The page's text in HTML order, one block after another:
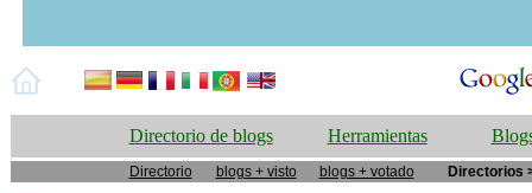
Directorio de blogs Herramientas
Directorio blogs + visto blogs + votado
Directorios